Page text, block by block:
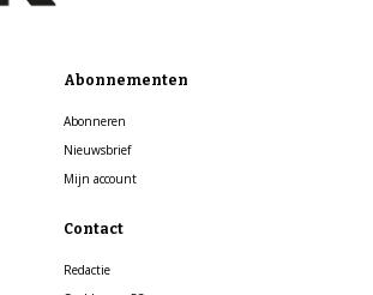
Abonnementen
Abonneren
Nieuwsbrief
Mijn account
Contact
Redactie